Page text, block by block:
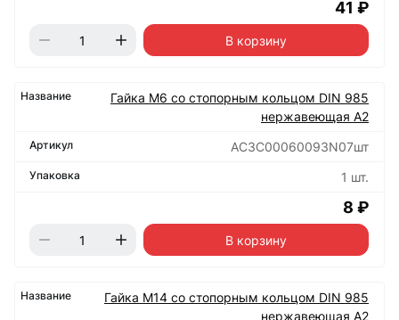
41 ₽
В корзину
Гайка М6 со стопорным кольцом DIN 985
нержавеющая А2
АС3C00060093N07шт
1 шт.
8 ₽
В корзину
Гайка М14 со стопорным кольцом DIN 985
нержавеющая А2